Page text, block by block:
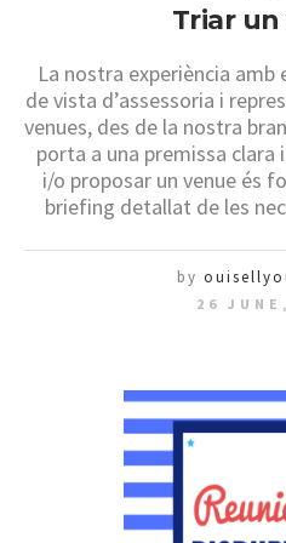
Triar
La nostra experiència amb
de vista d’assessoria i
venues, des de la nostra
porta a una premissa clara
i/o proposar un venue és
briefing detallat de les
by
26